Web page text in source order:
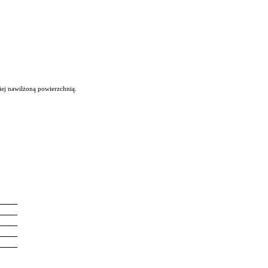
nawilżoną powierzchnią.